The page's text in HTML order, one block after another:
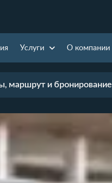
Услуги О компании
маршрут и бронирование